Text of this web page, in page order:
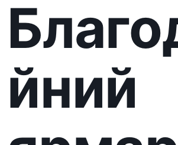
к до
Хеллові